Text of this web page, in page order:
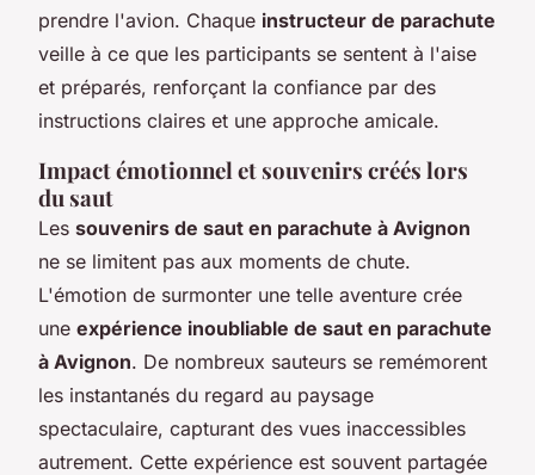
prendre l'avion. Chaque instructeur de parachute
veille à ce que les participants se sentent à l'aise
et préparés, renforçant la confiance par des
instructions claires et une approche amicale.
Impact émotionnel et souvenirs créés lors
du saut
Les souvenirs de saut en parachute à Avignon
ne se limitent pas aux moments de chute.
L'émotion de surmonter une telle aventure crée
une expérience inoubliable de saut en parachute
à Avignon. De nombreux sauteurs se remémorent
les instantanés du regard au paysage
spectaculaire, capturant des vues inaccessibles
autrement. Cette expérience est souvent partagée